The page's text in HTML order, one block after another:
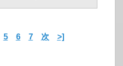
5 6 7 次 >]